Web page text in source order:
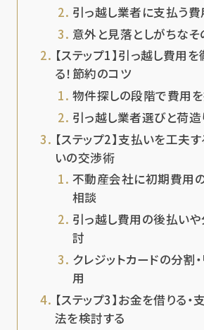
引っ越し業者に支払う
意外と見落としがちな
【ステップ1】引っ越し費用
る！節約のコツ
物件探しの段階で費用
引っ越し業者選びと荷造
【ステップ2】支払いを工夫
いの交渉術
不動産会社に初期費用
相談
引っ越し費用の後払い
討
クレジットカードの分割
用
【ステップ3】お金を借りる
法を検討する